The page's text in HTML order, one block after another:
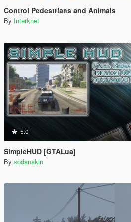
Control Pedestrians and Animals
By Interknet
5.0
SimpleHUD [GTALua]
By sodanakin